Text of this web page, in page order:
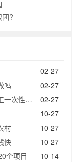
?
02-27
02-27
吗
02-27
性餐具
10-27
10-27
村
10-27
快
10-14
个项目